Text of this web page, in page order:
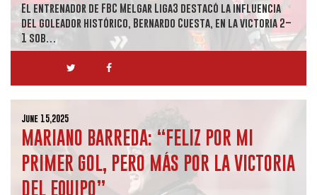
El entrenador de FBC Melgar Liga3 destacó la influencia
del goleador histórico, Bernardo Cuesta, en la victoria 2–
1 sob…
June 15,2025
MARIANO BARREDA: “FELIZ POR MI
PRIMER GOL, PERO MÁS POR LA VICTORIA
DEL EQUIPO”